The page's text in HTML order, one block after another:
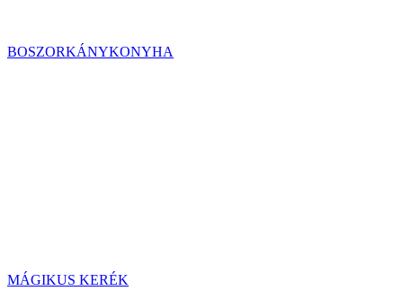
BOSZORKÁNYKONYHA
MÁGIKUS KERÉK